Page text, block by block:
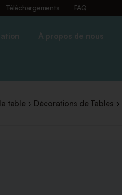
Téléchargements FAQ
À propos de nous
table Décorations de Tables